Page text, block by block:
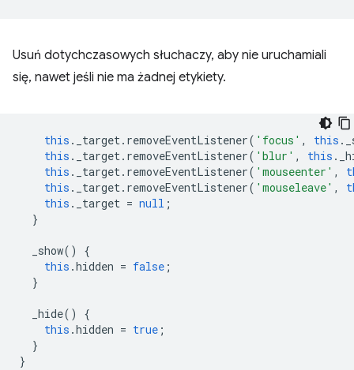
Usuń dotychczasowych słuchaczy, aby nie uruchamiali
się, nawet jeśli nie ma żadnej etykiety.
this . _target. removeEventListener( 'focus' , this .
this . _target. removeEventListener( 'blur' , this .
this . _target. removeEventListener( 'mouseenter' ,
this . _target. removeEventListener( 'mouseleave' ,
this . _target = null ;
}
_show()
{
this .hidden = false ;
}
_hide()
{
this .hidden = true ;
}
}